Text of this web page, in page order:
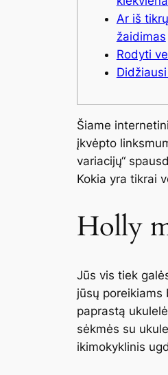
Ar iš
žaidimas
Rodyti
Šiame
įkvėpto
variacijų“
Kokia yra tikrai
Holly
Jūs vis tiek
jūsų
paprastą
sėkmės su
ikimokyklinis